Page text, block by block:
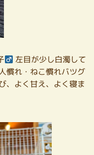
左目が少し白濁して
慣れ・ねこ慣れバツグ
、よく甘え、よく寝ま